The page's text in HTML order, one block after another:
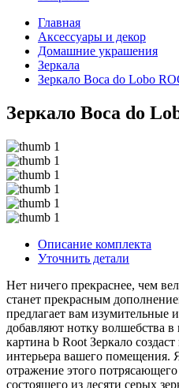
Главная
Аксессуары и декор
Домашние украшения
Зеркала
Зеркало Boca do Lobo
Зеркало Boca do
Описание комплекта
Уточнить детали
Нет ничего прекраснее, чем
станет прекрасным
предлагает вам изумительные
добавляют нотку волшебства в
картина b Root Зеркало
интерьера вашего помещения.
отражение этого потрясающего
состоящего из десяти серых